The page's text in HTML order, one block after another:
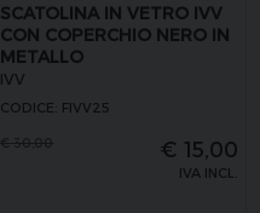
SCATOLINA IN VETRO IVV
CON COPERCHIO NERO IN
METALLO
IVV
CODICE: FIVV25
€ 15,00
IVA INCL.